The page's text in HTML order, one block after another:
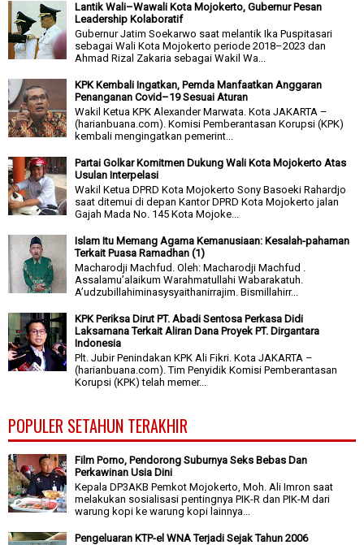
Lantik Wali–Wawali Kota Mojokerto, Gubernur Pesan
Leadership Kolaboratif
Gubernur Jatim Soekarwo saat melantik Ika Puspitasari
sebagai Wali Kota Mojokerto periode 2018–2023 dan
Ahmad Rizal Zakaria sebagai Wakil Wa...
KPK Kembali Ingatkan, Pemda Manfaatkan Anggaran
Penanganan Covid–19 Sesuai Aturan
Wakil Ketua KPK Alexander Marwata. Kota JAKARTA –
(harianbuana.com). Komisi Pemberantasan Korupsi (KPK)
kembali mengingatkan pemerint...
Partai Golkar Komitmen Dukung Wali Kota Mojokerto Atas
Usulan Interpelasi
Wakil Ketua DPRD Kota Mojokerto Sony Basoeki Rahardjo
saat ditemui di depan Kantor DPRD Kota Mojokerto jalan
Gajah Mada No. 145 Kota Mojoke...
Islam Itu Memang Agama Kemanusiaan: Kesalah-pahaman
Terkait Puasa Ramadhan (1)
Macharodji Machfud. Oleh: Macharodji Machfud .
Assalamu’alaikum Warahmatullahi Wabarakatuh.
A’udzubillahiminasysyaithanirrajim. Bismillahirr...
KPK Periksa Dirut PT. Abadi Sentosa Perkasa Didi
Laksamana Terkait Aliran Dana Proyek PT. Dirgantara
Indonesia
Plt. Jubir Penindakan KPK Ali Fikri. Kota JAKARTA –
(harianbuana.com). Tim Penyidik Komisi Pemberantasan
Korupsi (KPK) telah memer...
POPULER SETAHUN TERAKHIR
Film Porno, Pendorong Suburnya Seks Bebas Dan
Perkawinan Usia Dini
Kepala DP3AKB Pemkot Mojokerto, Moh. Ali Imron saat
melakukan sosialisasi pentingnya PIK-R dan PIK-M dari
warung kopi ke warung kopi lainnya...
Pengeluaran KTP-el WNA Terjadi Sejak Tahun 2006